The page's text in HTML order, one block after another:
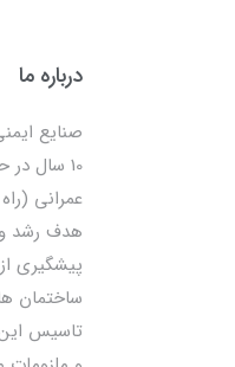
درباره ما
صنایع
10 سال
عمرانی
هدف رشد
پیشگیری
تاسیس